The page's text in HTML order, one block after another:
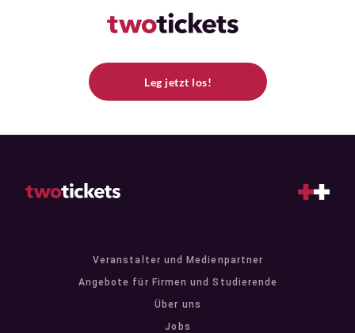
Leg jetzt los!
Veranstalter und Medienpartner
Angebote für Firmen und Studierende
Über uns
Jobs